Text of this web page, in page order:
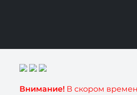
Внимание! В скором